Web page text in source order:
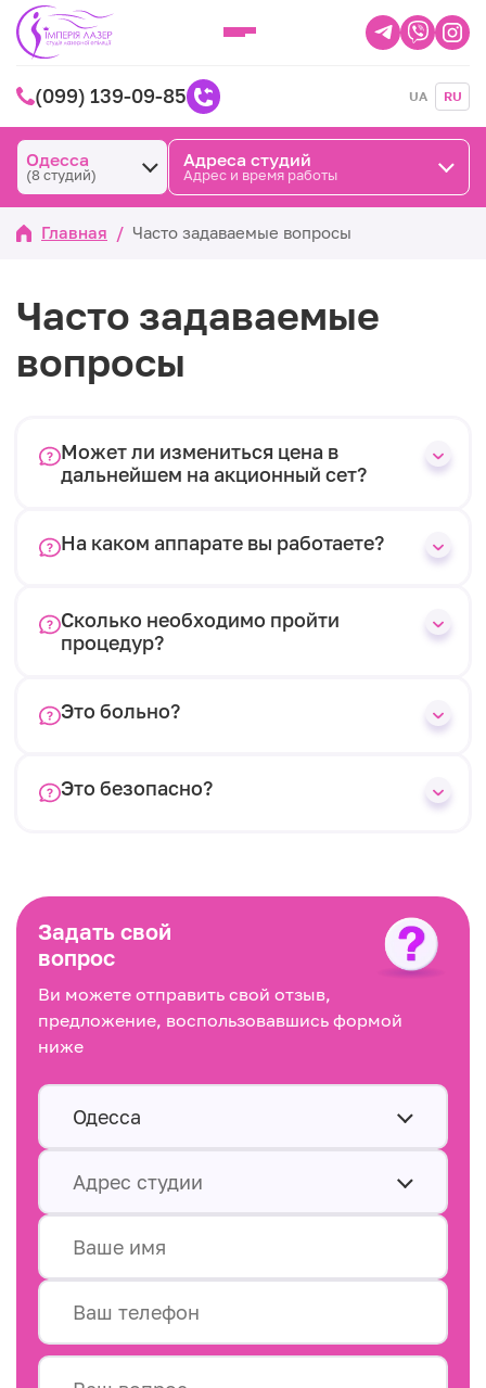
(099) 139-09-85 UA RU
Одесса
(8 студий)
Адреса студий
Адрес и время работы
Главная / Часто задаваемые вопросы
Часто задаваемые
вопросы
Может ли измениться цена в
дальнейшем на акционный сет?
На каком аппарате вы работаете?
Сколько необходимо пройти
процедур?
Это больно?
Это безопасно?
Задать свой
вопрос
Ви можете отправить свой отзыв,
предложение, воспользовавшись формой
ниже
Одесса
Адрес студии